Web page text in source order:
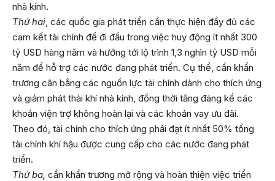
nhà kính.
Thứ hai, các quốc gia phát triển cần thực hiện đầy đủ các
cam kết tài chính để đi đầu trong việc huy động ít nhất 300
tỷ USD hàng năm và hướng tới lộ trình 1,3 nghìn tỷ USD mỗi
năm để hỗ trợ các nước đang phát triển. Cụ thể, cần khẩn
trương cân bằng các nguồn lực tài chính dành cho thích ứng
và giảm phát thải khí nhà kính, đồng thời tăng đáng kể các
khoản viện trợ không hoàn lại và các khoản vay ưu đãi.
Theo đó, tài chính cho thích ứng phải đạt ít nhất 50% tổng
tài chính khí hậu được cung cấp cho các nước đang phát
triển.
Thứ ba, cần khẩn trương mở rộng và hoàn thiện việc triển